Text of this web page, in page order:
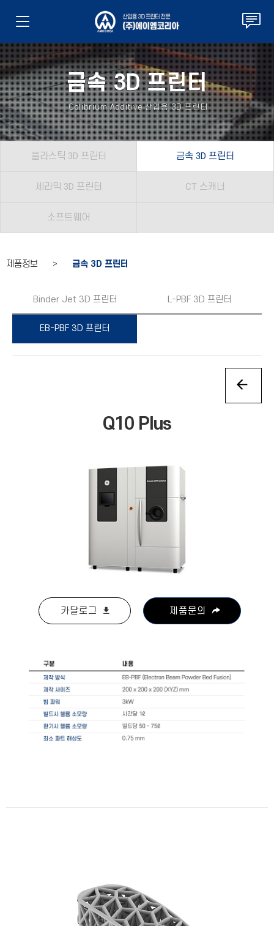
금속 3D 프린터
Colibrium Additive 산업용 3D 프린터
플라스틱 3D 프린터 금속 3D 프린터
세라믹 3D 프린터 CT 스캐너
소프트웨어
제품정보 > 금속 3D 프린터
Binder Jet 3D 프린터 L-PBF 3D 프린터
EB-PBF 3D 프린터
Q10 Plus
카달로그 제품문의